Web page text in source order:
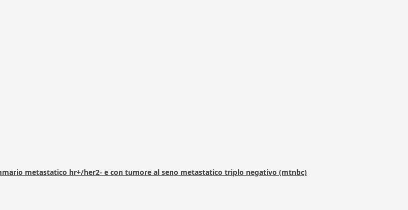
metastatico hr+/her2- e con tumore al seno metastatico triplo negativo (mtnbc)